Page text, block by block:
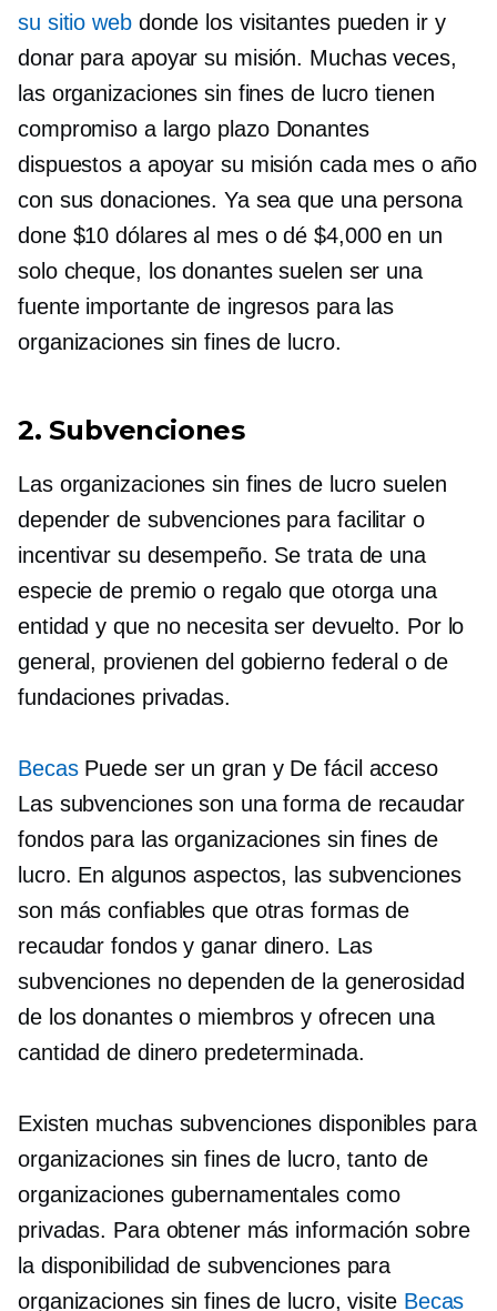
su sitio webdonde los visitantes pueden ir y
donar para apoyar su misión. Muchas veces,
las organizaciones sin fines de lucro tienen
compromiso a largo plazoDonantes
dispuestos a apoyar su misión cada mes o año
con sus donaciones. Ya sea que una persona
done $10 dólares al mes o dé $4,000 en un
solo cheque, los donantes suelen ser una
fuente importante de ingresos para las
organizaciones sin fines de lucro.
2. Subvenciones
Las organizaciones sin fines de lucro suelen
depender de subvenciones para facilitar o
incentivar su desempeño. Se trata de una
especie de premio o regalo que otorga una
entidad y que no necesita ser devuelto. Por lo
general, provienen del gobierno federal o de
fundaciones privadas.
BecasPuede ser un gran y De fácil acceso
Las subvenciones son una forma de recaudar
fondos para las organizaciones sin fines de
lucro. En algunos aspectos, las subvenciones
son más confiables que otras formas de
recaudar fondos y ganar dinero. Las
subvenciones no dependen de la generosidad
de los donantes o miembros y ofrecen una
cantidad de dinero predeterminada.
Existen muchas subvenciones disponibles para
organizaciones sin fines de lucro, tanto de
organizaciones gubernamentales como
privadas. Para obtener más información sobre
la disponibilidad de subvenciones para
organizaciones sin fines de lucro, visite Becas